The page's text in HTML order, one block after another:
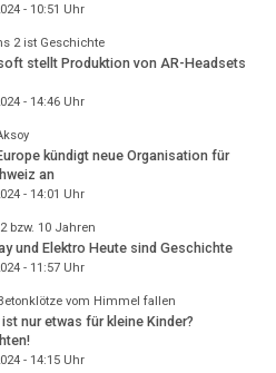
- 10:51 Uhr
2 ist Geschichte
stellt Produktion von AR-Headsets
- 14:46Uhr
kündigt neue Organisation für
an
- 14:01 Uhr
bzw. 10 Jahren
und Elektro Heute sind Geschichte
- 11:57Uhr
vom Himmel fallen
nur etwas für kleine Kinder?
- 14:15Uhr